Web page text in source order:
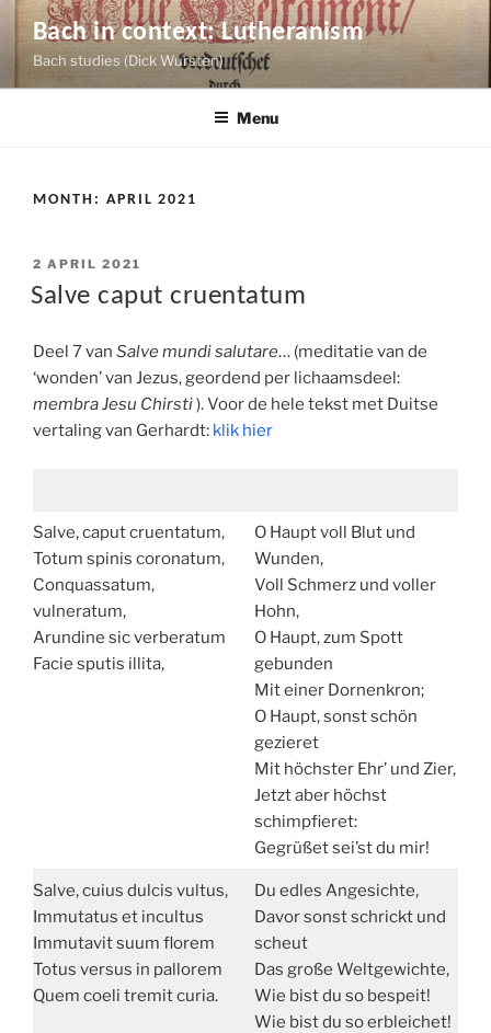
Skip
content
Bach in context: Lutheranism
Bach studies (Dick Wursten)
Menu
MONTH: APRIL 2021
POSTED
ON
2 APRIL 2021
Salve caput cruentatum
Deel 7 van Salve mundi salutare… (meditatie van de
‘wonden’ van Jezus, geordend per lichaamsdeel:
membra Jesu Chirsti). Voor de hele tekst met Duitse
vertaling van Gerhardt: klik hier
Salve, caput cruentatum,
Totum spinis coronatum,
Conquassatum,
vulneratum,
Arundine sic verberatum
Facie sputis illita,
O Haupt voll Blut und
Wunden,
Voll Schmerz und voller
Hohn,
O Haupt, zum Spott
gebunden
Mit einer Dornenkron;
O Haupt, sonst schön
gezieret
Mit höchster Ehr’ und Zier,
Jetzt aber höchst
schimpfieret:
Gegrüßet sei’st du mir!
Salve, cuius dulcis vultus,
Immutatus et incultus
Immutavit suum florem
Totus versus in pallorem
Quem coeli tremit curia.
Du edles Angesichte,
Davor sonst schrickt und
scheut
Das große Weltgewichte,
Wie bist du so bespeit!
Wie bist du so erbleichet!